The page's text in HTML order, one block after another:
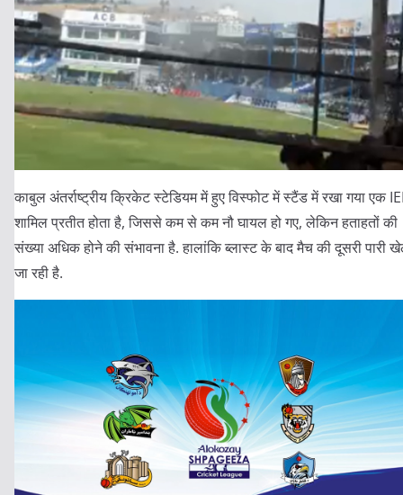
काबुल अंतर्राष्ट्रीय क्रिकेट स्टेडियम में हुए विस्फोट में स्टैंड में रखा गया एक
शामिल प्रतीत होता है, जिससे कम से कम नौ घायल हो गए, लेकिन हताहतों की
संख्या अधिक होने की संभावना है. हालांकि ब्लास्ट के बाद मैच की दूसरी पारी
जा रही है.